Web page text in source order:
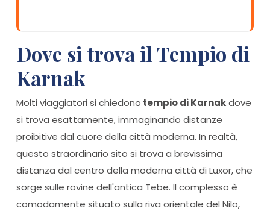
Dove si trova il Tempio di
Karnak
Molti viaggiatori si chiedono tempio di Karnakdove
si trova esattamente, immaginando distanze
proibitive dal cuore della città moderna. In realtà,
questo straordinario sito si trova a brevissima
distanza dal centro della moderna città di Luxor, che
sorge sulle rovine dell'antica Tebe. Il complesso è
comodamente situato sulla riva orientale del Nilo,